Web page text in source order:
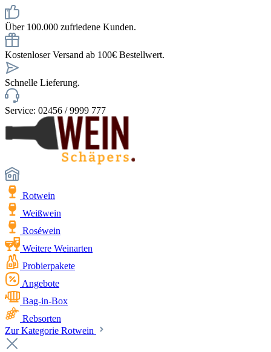
Über 100.000 zufriedene Kunden.
Kostenloser Versand ab 100€ Bestellwert.
Schnelle Lieferung.
Service: 02456 / 9999 777
Rotwein
Weißwein
Roséwein
Weitere Weinarten
Probierpakete
Angebote
Bag-in-Box
Rebsorten
Zur Kategorie Rotwein